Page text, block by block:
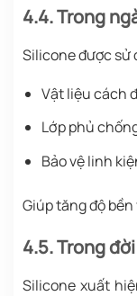
4.4. Trong
Silicone được sử
Vật liệu cách
Lớp phủ
Bảo vệ linh
Giúp tăng độ
4.5. Trong
Silicone xuất